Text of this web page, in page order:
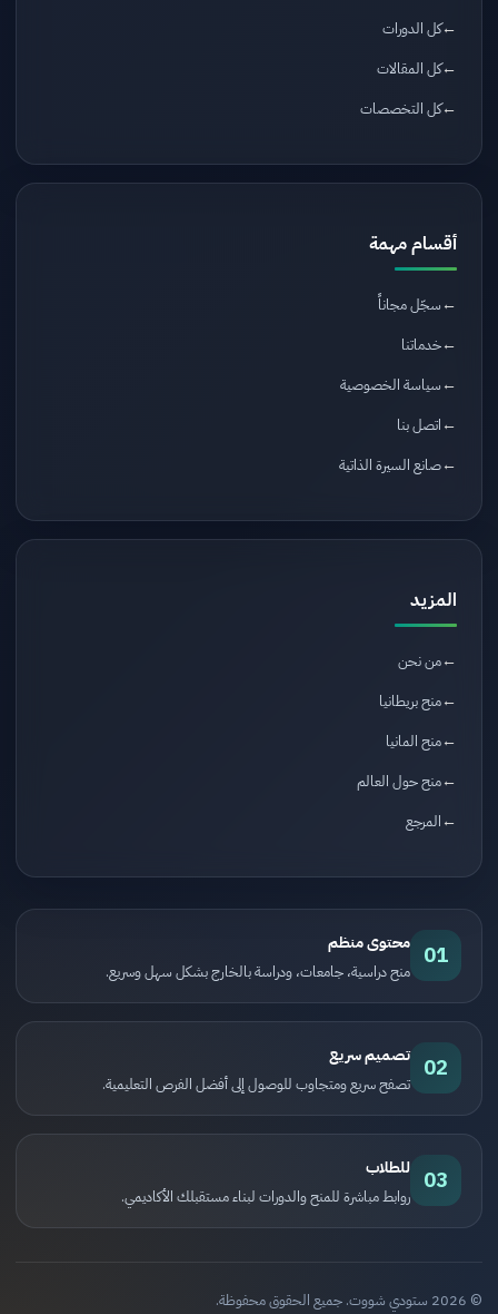
كل الدورات
كل المقالات
كل التخصصات
أقسام مهمة
سجّل مجاناً
خدماتنا
سياسة الخصوصية
اتصل بنا
صانع السيرة الذاتية
المزيد
من نحن
منح بريطانيا
منح المانيا
منح حول العالم
المرجع
01 محتوى منظم
منح دراسية، جامعات، ودراسة بالخارج بشكل سهل وسريع.
02 تصميم سريع
تصفح سريع ومتجاوب للوصول إلى أفضل الفرص التعليمية.
03 للطلاب
روابط مباشرة للمنح والدورات لبناء مستقبلك الأكاديمي.
© 2026 ستودي شووت. جميع الحقوق محفوظة.